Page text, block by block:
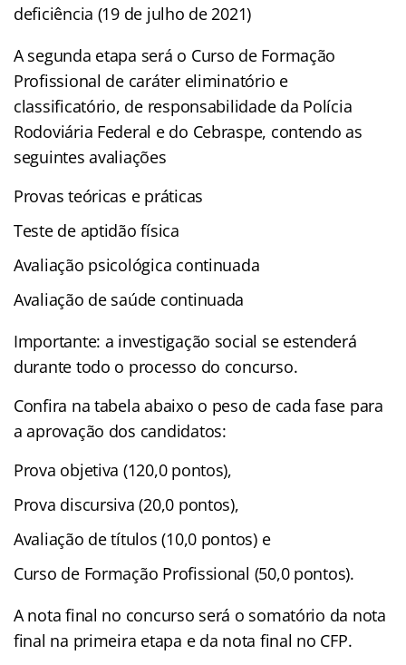
deficiência (19 de julho de 2021)
A segunda etapa será o Curso de Formação
Profissional de caráter eliminatório e
classificatório, de responsabilidade da Polícia
Rodoviária Federal e do Cebraspe, contendo as
seguintes avaliações
Provas teóricas e práticas
Teste de aptidão física
Avaliação psicológica continuada
Avaliação de saúde continuada
Importante: a investigação social se estenderá
durante todo o processo do concurso.
Confira na tabela abaixo o peso de cada fase para
a aprovação dos candidatos:
Prova objetiva (120,0 pontos),
Prova discursiva (20,0 pontos),
Avaliação de títulos (10,0 pontos) e
Curso de Formação Profissional (50,0 pontos).
A nota final no concurso será o somatório da nota
final na primeira etapa e da nota final no CFP.